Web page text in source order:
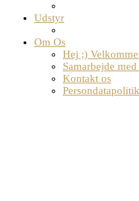
Udstyr
Om Os
Hej ;)
Samarbejde
Kontakt os
Persondatapolitik